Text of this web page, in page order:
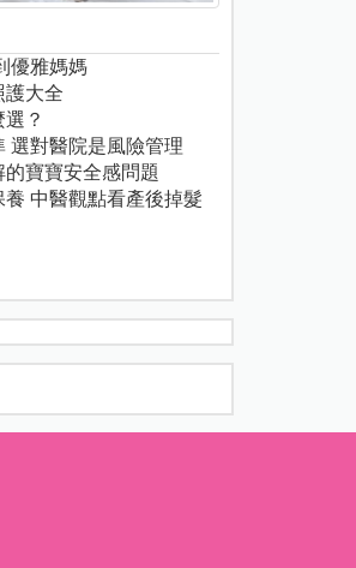
優雅媽媽
護大全
？
選對醫院是風險管理
寶寶安全感問題
中醫觀點看產後掉髮